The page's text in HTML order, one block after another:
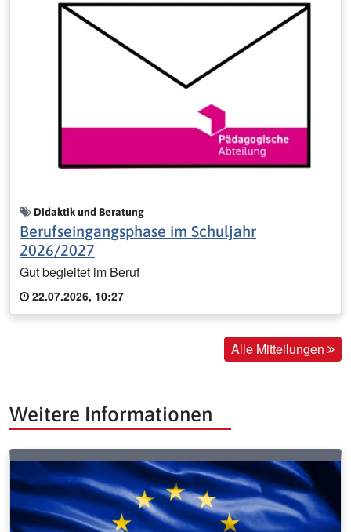
Didaktik und Beratung
Berufseingangsphase im Schuljahr
2026/2027
Gut begleitet im Beruf
22.07.2026, 10:27
Alle Mitteilungen
Weitere Informationen